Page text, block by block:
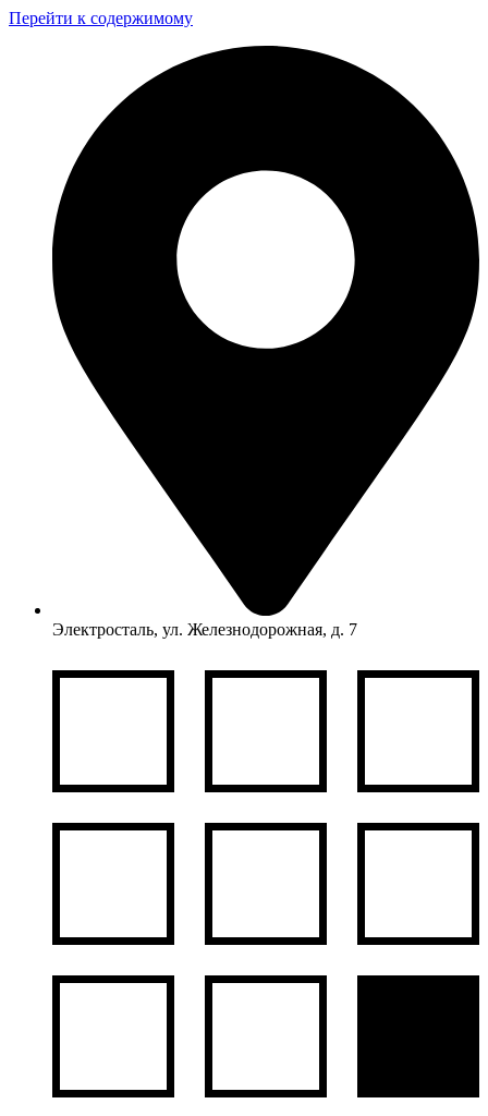
Перейти к содержимому
Электросталь, ул. Железнодорожная, д. 7